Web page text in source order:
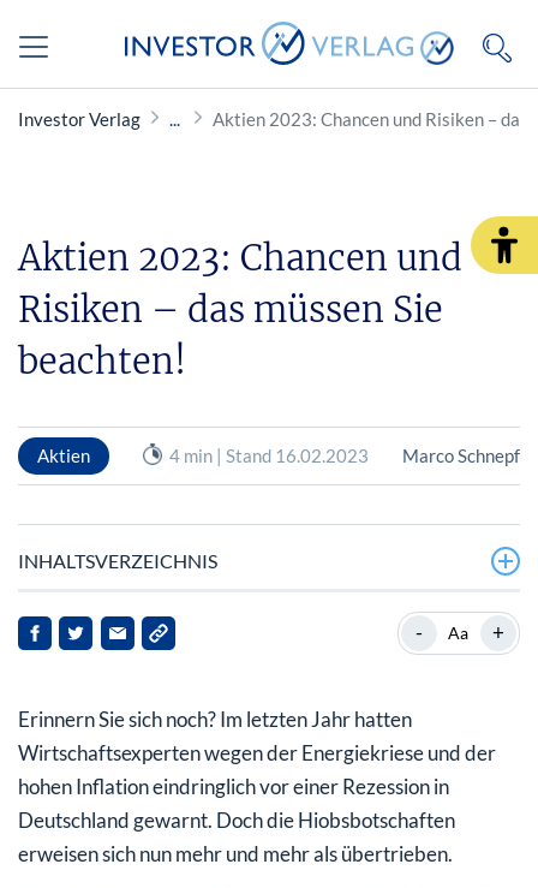
Investor Verlag Aktien 2023: Chancen und Risiken – das
Aktien 2023: Chancen und
Risiken – das müssen Sie
beachten!
Aktien 4 min | Stand 16.02.2023 Marco Schnepf
INHALTSVERZEICHNIS
Konjunktur in 2023: EU-Kommission optimistischer
Warum die EU auch warnt
Und wie sieht es weltweit aus?
Aktienmarkt 2023: mein Fazit für Sie
- Aa +
Erinnern Sie sich noch? Im letzten Jahr hatten
Wirtschaftsexperten wegen der Energiekriese und der
hohen Inflation eindringlich vor einer Rezession in
Deutschland gewarnt. Doch die Hiobsbotschaften
erweisen sich nun mehr und mehr als übertrieben.